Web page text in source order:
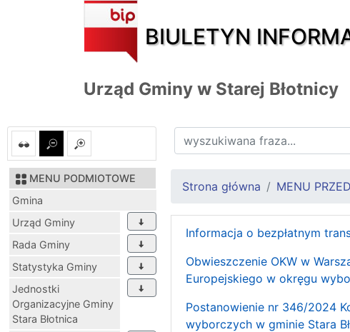
BIULETYN
Urząd Gminy w Starej Błotnicy
MENU PODMIOTOWE
Gmina
Urząd Gminy
Rada Gminy
Statystyka Gminy
Jednostki
Organizacyjne Gminy
Stara Błotnica
Strona główna MENU
Informacja o bezpłatnym
Obwieszczenie OKW w
Europejskiego w okręgu
Postanowienie nr 346/2024
wyborczych w gminie Stara